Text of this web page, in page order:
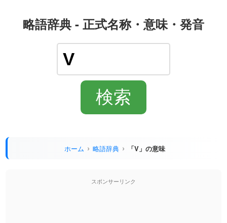
略語辞典 - 正式名称・意味・発音
ホーム 略語辞典 「V」の意味
スポンサーリンク